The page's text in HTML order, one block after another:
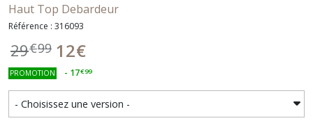
Haut Top Debardeur
Référence : 316093
29€99 12€
PROMOTION - 17€99